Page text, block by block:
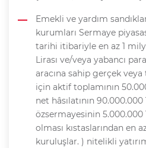
Emekli ve yardım
kurumları Sermaye
tarihi itibariyle en az 1
Lirası ve/veya yabancı
aracına sahip gerçek
için aktif toplamının
net hâsılatının 90.000.000
özsermayesinin 5.000.000
olması kıstaslarından en
kuruluşlar. ) nitelikli